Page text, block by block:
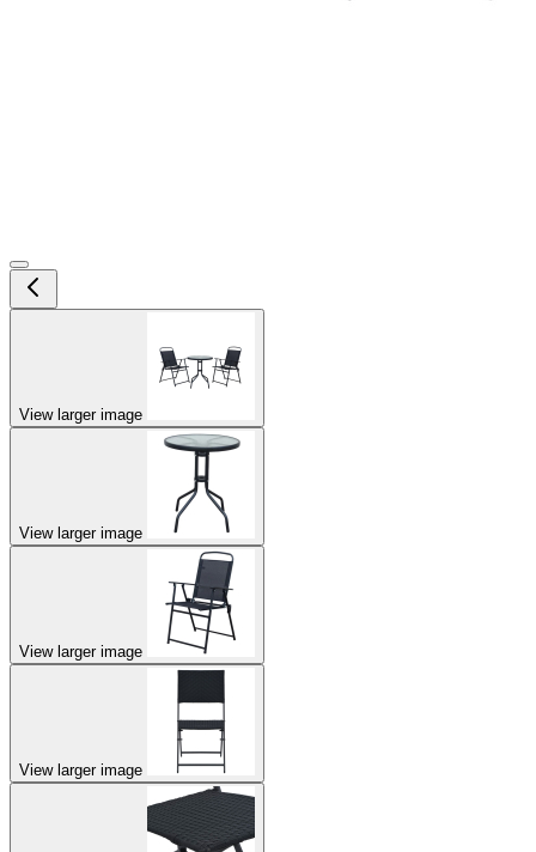
View larger image
View larger image
View larger image
View larger image